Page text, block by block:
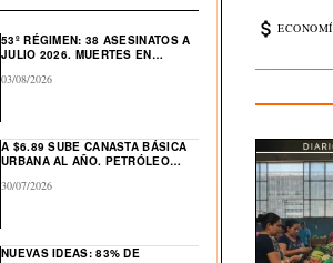
53º RÉGIMEN: 38 ASESINATOS A
JULIO 2026. MUERTES EN
03/08/2026
A $6.89 SUBE CANASTA BÁSICA
URBANA AL AÑO. PETRÓLEO
30/07/2026
NUEVAS IDEAS: 83% DE